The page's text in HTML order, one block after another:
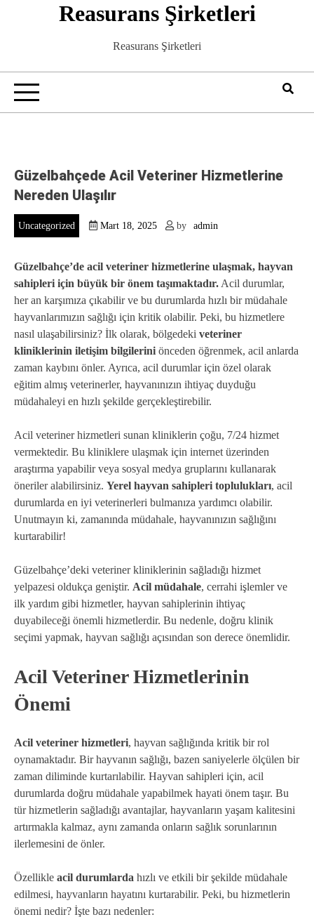
Reasurans Şirketleri
Reasurans Şirketleri
Güzelbahçede Acil Veteriner Hizmetlerine
Nereden Ulaşılır
Uncategorized Mart 18, 2025 by admin
Güzelbahçe’de acil veteriner hizmetlerine ulaşmak, hayvan
sahipleri için büyük bir önem taşımaktadır. Acil durumlar,
her an karşımıza çıkabilir ve bu durumlarda hızlı bir müdahale
hayvanlarımızın sağlığı için kritik olabilir. Peki, bu hizmetlere
nasıl ulaşabilirsiniz? İlk olarak, bölgedeki veteriner
kliniklerinin iletişim bilgilerini önceden öğrenmek, acil anlarda
zaman kaybını önler. Ayrıca, acil durumlar için özel olarak
eğitim almış veterinerler, hayvanınızın ihtiyaç duyduğu
müdahaleyi en hızlı şekilde gerçekleştirebilir.
Acil veteriner hizmetleri sunan kliniklerin çoğu, 7/24 hizmet
vermektedir. Bu kliniklere ulaşmak için internet üzerinden
araştırma yapabilir veya sosyal medya gruplarını kullanarak
öneriler alabilirsiniz. Yerel hayvan sahipleri toplulukları, acil
durumlarda en iyi veterinerleri bulmanıza yardımcı olabilir.
Unutmayın ki, zamanında müdahale, hayvanınızın sağlığını
kurtarabilir!
Güzelbahçe’deki veteriner kliniklerinin sağladığı hizmet
yelpazesi oldukça geniştir. Acil müdahale, cerrahi işlemler ve
ilk yardım gibi hizmetler, hayvan sahiplerinin ihtiyaç
duyabileceği önemli hizmetlerdir. Bu nedenle, doğru klinik
seçimi yapmak, hayvan sağlığı açısından son derece önemlidir.
Acil Veteriner Hizmetlerinin
Önemi
Acil veteriner hizmetleri, hayvan sağlığında kritik bir rol
oynamaktadır. Bir hayvanın sağlığı, bazen saniyelerle ölçülen bir
zaman diliminde kurtarılabilir. Hayvan sahipleri için, acil
durumlarda doğru müdahale yapabilmek hayati önem taşır. Bu
tür hizmetlerin sağladığı avantajlar, hayvanların yaşam kalitesini
artırmakla kalmaz, aynı zamanda onların sağlık sorunlarının
ilerlemesini de önler.
Özellikle acil durumlarda hızlı ve etkili bir şekilde müdahale
edilmesi, hayvanların hayatını kurtarabilir. Peki, bu hizmetlerin
önemi nedir? İşte bazı nedenler: